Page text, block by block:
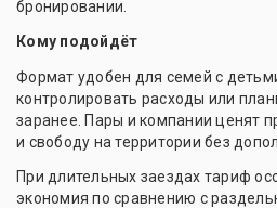
бронировании.
Кому подойдёт
Формат удобен для семей с
контролировать расходы или
заранее. Пары и компании ценят
и свободу на территории без
При длительных заездах тариф
экономия по сравнению с